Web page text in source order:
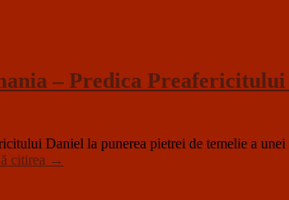
– Predica
Daniel la punerea pietrei de temelie a
citirea →